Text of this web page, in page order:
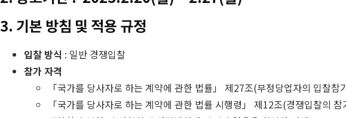
3. 기본 방침 및 적용 규정
입찰 방식 : 일반 경쟁입찰
참가 자격
「국가를 당사자로 하는 계약에 관한 법률」 제27조(부정당업자의 입찰
「국가를 당사자로 하는 계약에 관한 법률 시행령」 제12조(경쟁입찰의